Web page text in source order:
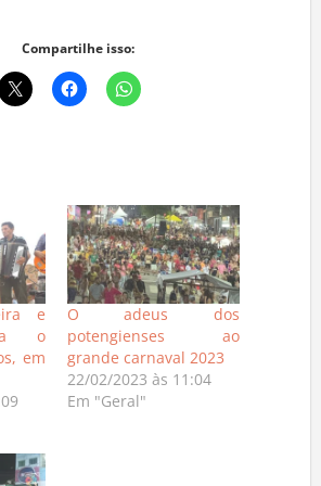
Compartilhe isso:
e
o
em
O adeus dos
potengienses ao
grande carnaval 2023
22/02/2023 às 11:04
Em "Geral"